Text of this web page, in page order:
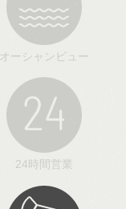
オーシャンビュー
24時間営業